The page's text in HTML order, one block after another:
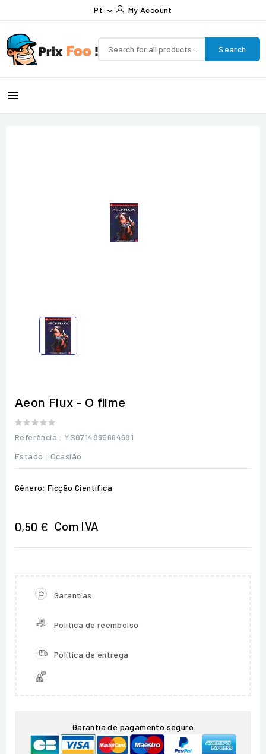
Pt  My Account
Search

Aeon Flux - O filme
Referência : YS8714865664681
Estado : Ocasião
Gênero: Ficção Científica
0,50 € Com IVA
Garantias
Política de reembolso
Política de entrega
Garantia de pagamento seguro